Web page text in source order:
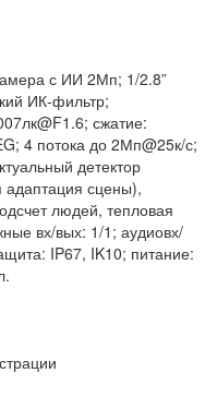
с ИИ 2Мп; 1/2.8”
ИК-фильтр;
сжатие:
4 потока до 2Мп@25к/с;
детектор
адаптация сцены),
людей, тепловая
вх/вых: 1/1; аудиовх/
IP67, IK10; питание: